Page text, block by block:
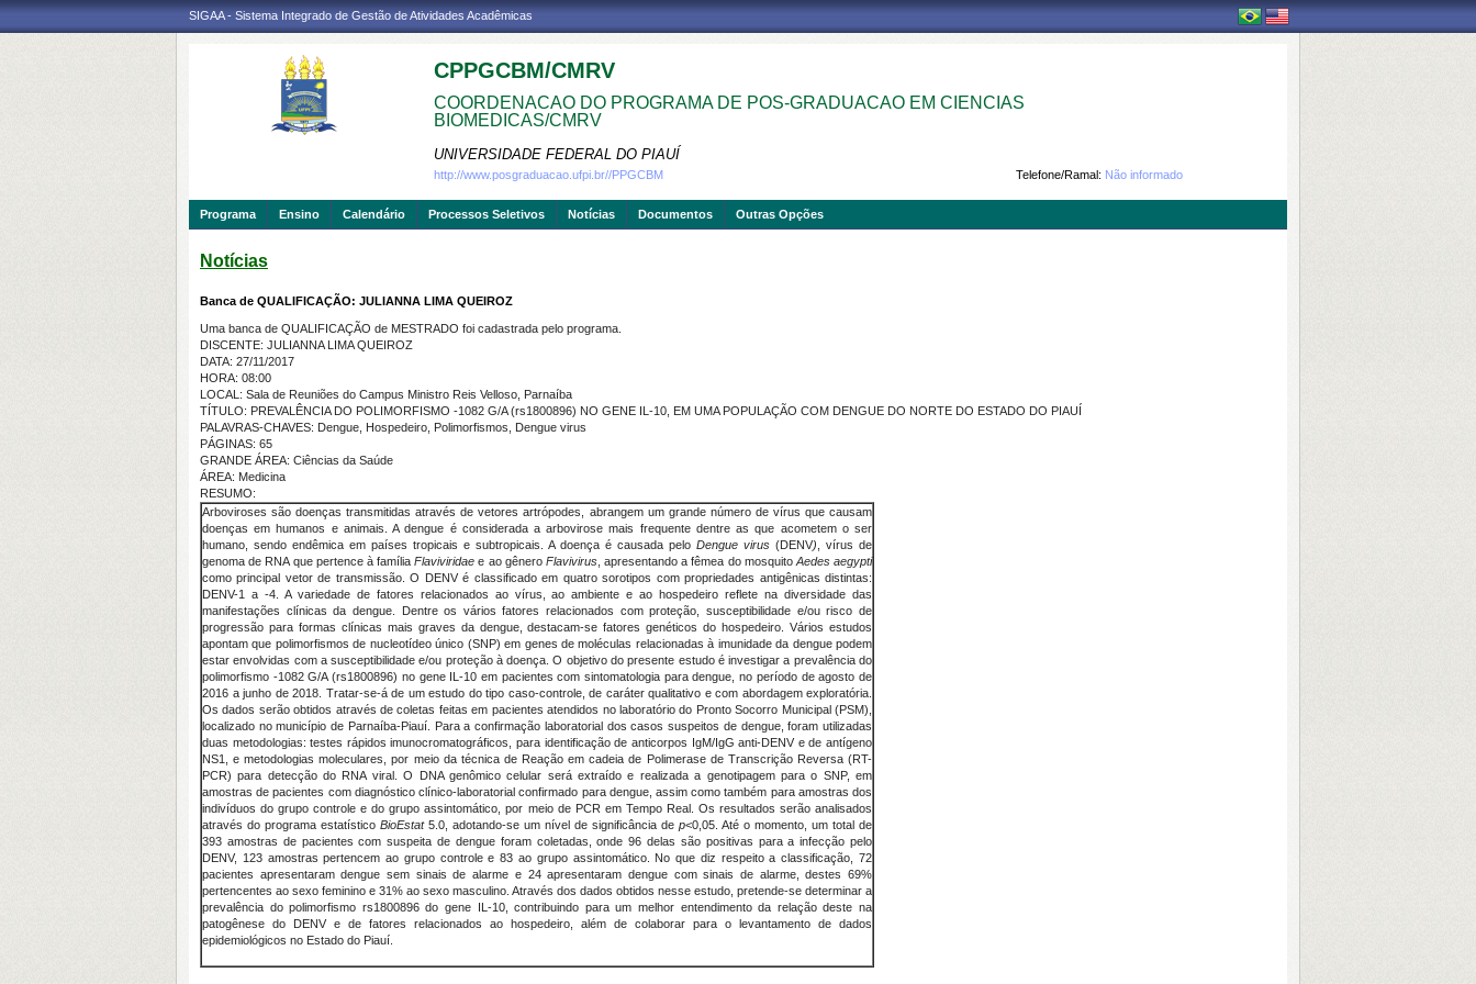
SIGAA - Sistema Integrado de Gestão de Atividades Acadêmicas
CPPGCBM/CMRV
COORDENACAO DO PROGRAMA DE POS-GRADUACAO EM CIENCIAS
BIOMEDICAS/CMRV
UNIVERSIDADE FEDERAL DO PIAUÍ
Telefone/Ramal: Não informado
http://www.posgraduacao.ufpi.br//PPGCBM
Programa Ensino Calendário Processos Seletivos Notícias Documentos Outras Opções
Notícias
Banca de QUALIFICAÇÃO: JULIANNA LIMA QUEIROZ
Uma banca de QUALIFICAÇÃO de MESTRADO foi cadastrada pelo programa.
DISCENTE: JULIANNA LIMA QUEIROZ
DATA: 27/11/2017
HORA: 08:00
LOCAL: Sala de Reuniões do Campus Ministro Reis Velloso, Parnaíba
TÍTULO: PREVALÊNCIA DO POLIMORFISMO -1082 G/A (rs1800896) NO GENE IL-10, EM UMA POPULAÇÃO COM DENGUE DO NORTE DO ESTADO DO PIAUÍ
PALAVRAS-CHAVES: Dengue, Hospedeiro, Polimorfismos, Dengue virus
PÁGINAS: 65
GRANDE ÁREA: Ciências da Saúde
ÁREA: Medicina
RESUMO:
Arboviroses são doenças transmitidas através de vetores artrópodes, abrangem um grande número de vírus que causam
doenças em humanos e animais. A dengue é considerada a arbovirose mais frequente dentre as que acometem o ser
humano, sendo endêmica em países tropicais e subtropicais. A doença é causada pelo Dengue virus (DENV) , vírus de
genoma de RNA que pertence à famíliaFlaviviridae e ao gênero Flavivirus, apresentando a fêmea do mosquitoAedes aegypti
como principal vetor de transmissão. O DENV é classificado em quatro sorotipos com propriedades antigênicas distintas:
DENV-1 a -4. A variedade de fatores relacionados ao vírus, ao ambiente e ao hospedeiro reflete na diversidade das
manifestações clínicas da dengue. Dentre os vários fatores relacionados com proteção, susceptibilidade e/ou risco de
progressão para formas clínicas mais graves da dengue, destacam-se fatores genéticos do hospedeiro. Vários estudos
apontam que polimorfismos de nucleotídeo único (SNP) em genes de moléculas relacionadas à imunidade da dengue podem
estar envolvidas com a susceptibilidade e/ou proteção à doença. O objetivo do presente estudo é investigar a prevalência do
polimorfismo -1082 G/A (rs1800896) no gene IL-10 em pacientes com sintomatologia para dengue, no período de agosto de
2016 a junho de 2018. Tratar-se-á de um estudo do tipo caso-controle, de caráter qualitativo e com abordagem exploratória.
Os dados serão obtidos através de coletas feitas em pacientes atendidos no laboratório do Pronto Socorro Municipal (PSM),
localizado no município de Parnaíba-Piauí. Para a confirmação laboratorial dos casos suspeitos de dengue, foram utilizadas
duas metodologias: testes rápidos imunocromatográficos, para identificação de anticorpos IgM/IgG anti-DENV e de antígeno
NS1, e metodologias moleculares, por meio da técnica de Reação em cadeia de Polimerase de Transcrição Reversa (RT-
PCR) para detecção do RNA viral. O DNA genômico celular será extraído e realizada a genotipagem para o SNP, em
amostras de pacientes com diagnóstico clínico-laboratorial confirmado para dengue, assim como também para amostras dos
indivíduos do grupo controle e do grupo assintomático, por meio de PCR em Tempo Real. Os resultados serão analisados
através do programa estatístico BioEstat5.0, adotando-se um nível de significância de p<0,05. Até o momento, um total de
393 amostras de pacientes com suspeita de dengue foram coletadas, onde 96 delas são positivas para a infecção pelo
DENV, 123 amostras pertencem ao grupo controle e 83 ao grupo assintomático. No que diz respeito a classificação, 72
pacientes apresentaram dengue sem sinais de alarme e 24 apresentaram dengue com sinais de alarme, destes 69%
pertencentes ao sexo feminino e 31% ao sexo masculino. Através dos dados obtidos nesse estudo, pretende-se determinar a
prevalência do polimorfismo rs1800896 do gene IL-10, contribuindo para um melhor entendimento da relação deste na
patogênese do DENV e de fatores relacionados ao hospedeiro, além de colaborar para o levantamento de dados
epidemiológicos no Estado do Piauí.